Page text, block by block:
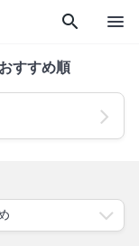
search menu
すすめ順